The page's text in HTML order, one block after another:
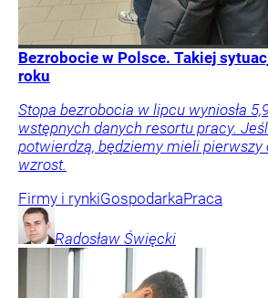
Bezrobocie w Polsce. Takiej
roku
Stopa bezrobocia w lipcu wyniosła
wstępnych danych resortu pracy.
potwierdzą, będziemy mieli pierwszy
wzrost.
Firmy i rynkiGospodarkaPraca
Radosław Święcki